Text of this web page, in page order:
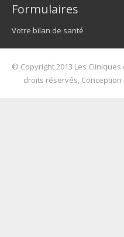
Formulaires
Votre bilan de santé
© Copyright 2013 Les
droits réservés,